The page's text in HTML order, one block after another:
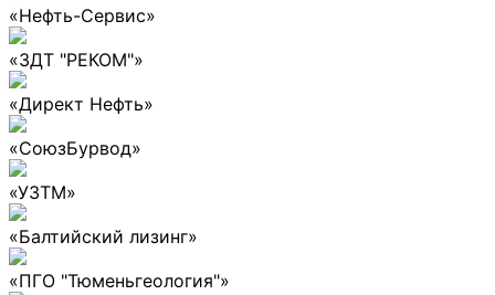
«Нефть-Сервис»
«ЗДТ "РЕКОМ"»
«Директ Нефть»
«СоюзБурвод»
«УЗТМ»
«Балтийский лизинг»
«ПГО "Тюменьгеология"»